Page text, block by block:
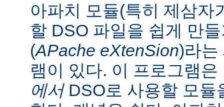
아파치 모듈(특히 제삼자
할 DSO 파일을 쉽게 만
(APache eXtenSion)라는
램이 있다. 이 프로그램
에서DSO로 사용할 모듈